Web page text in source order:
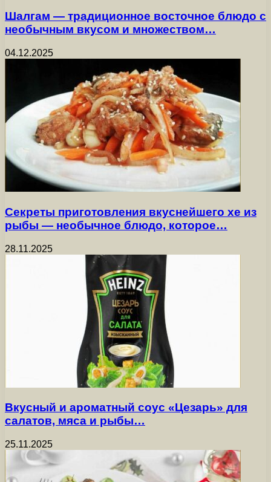
Шалгам — традиционное восточное блюдо с
необычным вкусом и множеством…
04.12.2025
Секреты приготовления вкуснейшего хе из
рыбы — необычное блюдо, которое…
28.11.2025
Вкусный и ароматный соус «Цезарь» для
салатов, мяса и рыбы…
25.11.2025